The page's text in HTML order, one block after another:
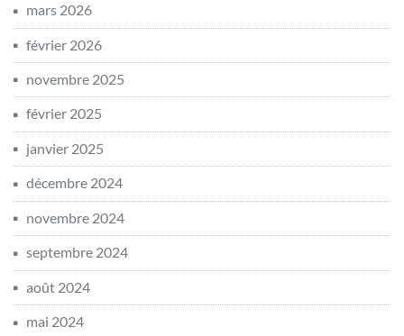
mars 2026
février 2026
novembre 2025
février 2025
janvier 2025
décembre 2024
novembre 2024
septembre 2024
août 2024
mai 2024